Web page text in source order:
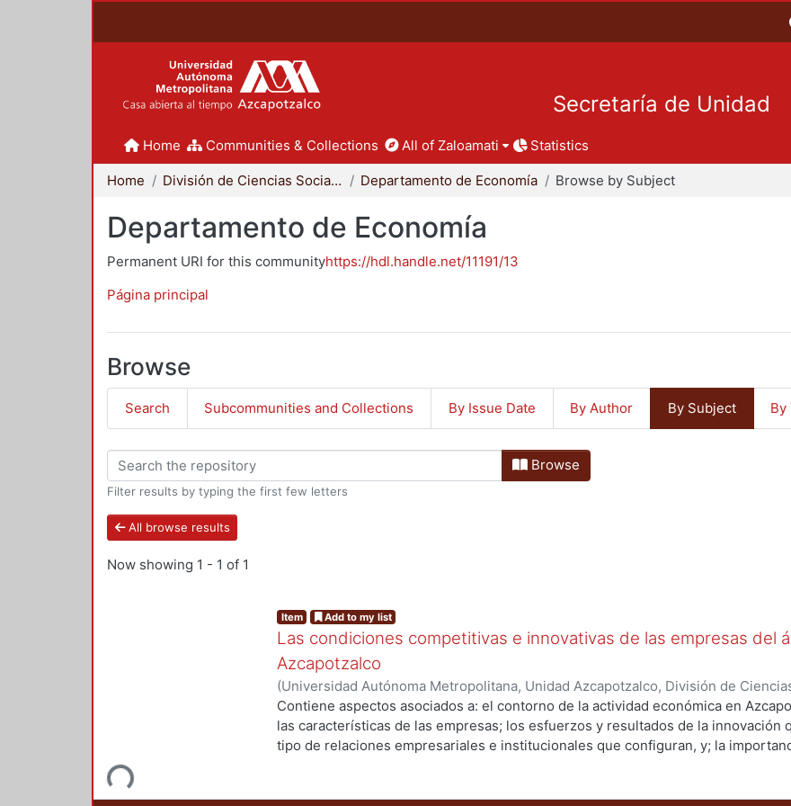
Secretaría de Unidad
Home Communities & Collections All of Zaloamati Statistics
Home División de Ciencias Sociales y Humanidades Departamento de Economía Browse by Subject
Departamento de Economía
Permanent URI for this communityhttps://hdl.handle.net/11191/13
Página principal
Browse
Search Subcommunities and Collections By Issue Date By Author By Subject By
Browse
Filter results by typing the first few letters
All browse results
Now showing 1 - 1 of 1
Loading...
Item Add to my list
Las condiciones competitivas e innovativas de las empresas del
Azcapotzalco
(Universidad Autónoma Metropolitana, Unidad Azcapotzalco, División de
Departamento de Economía, Área de Relaciones Productivas en México,2011)
Rodríguez, Josefina; Rodríguez Franco, Roxana, asistente de investigación;
asistente de investigación
Contiene aspectos asociados a: el contorno de la actividad económica en
las características de las empresas; los esfuerzos y resultados de la innovación
tipo de relaciones empresariales e institucionales que configuran, y; la